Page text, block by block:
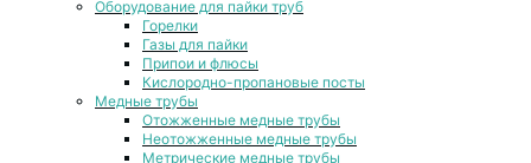
Оборудование для пайки труб
Горелки
Газы для пайки
Припои и флюсы
Кислородно-пропановые посты
Медные трубы
Отожженные медные трубы
Неотожженные медные трубы
Метрические медные трубы